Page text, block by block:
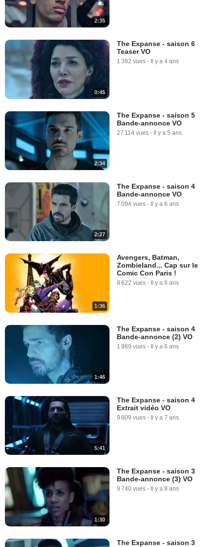
2:35
0:45
The Expanse - saison 6
Teaser VO
1 392 vues - Il y a 4 ans
2:34
The Expanse - saison 5
Bande-annonce VO
27 114 vues - Il y a 5 ans
2:27
The Expanse - saison 4
Bande-annonce VO
7 094 vues - Il y a 6 ans
1:36
Avengers, Batman,
Zombieland... Cap sur le
Comic Con Paris !
8 622 vues - Il y a 6 ans
1:46
The Expanse - saison 4
Bande-annonce (2) VO
1 969 vues - Il y a 6 ans
5:41
The Expanse - saison 4
Extrait vidéo VO
9 809 vues - Il y a 7 ans
1:30
The Expanse - saison 3
Bande-annonce (3) VO
9 740 vues - Il y a 8 ans
The Expanse - saison 3